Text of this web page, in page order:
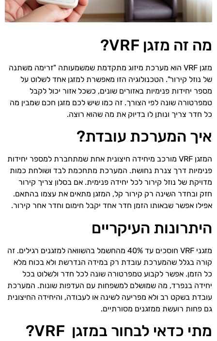
מה זה מזגן VRF?
מזגן VRF הוא מערכת מיזוג מתקדמת שמשמעותה "זרימה משתנה
של נוזל קירור". הטכנולוגיה הזו מאפשרת למזגן אחד לשלוט על
מספר יחידות פנימיות באזורים שונים, כשכל אזור יכול לקבל
טמפרטורה שונה לפי הצורך. זה כמו שיש לכם מזגן חכם שמבין מה
כל חדר צריך ונותן לו בדיוק את מה שהוא רוצה.
איך המערכת עובדת?
המזגן VRF מורכב מיחידה חיצונית אחת שמתחברת למספר יחידות
פנימיות דרך צנרת נחושת. המערכת מתחכמת לבד ושולחת כמות
מדויקת של נוזל קירור לכל יחידה פנימית. אם בסלון צריך קירור
חזק ובחדר השינה רק קירור קל, המזגן מתאים את עצמו בהתאם.
אפילו אפשר שבאותו הזמן חדר אחד יקבל חימום וחדר אחר קירור.
היתרונות העיקריים
מזגני VRF חוסכים עד 40% מהחשמל בהשוואה למזגנים רגילים. זה
קורה בגלל שהמערכת עובדת רק במידה הנדרשת ולא בכוח מלא
כל הזמן. אפשר לקבוע טמפרטורה שונה לכל חדר ולשלוט בכל
יחידה בנפרד, מה שמושלם למשפחות עם העדפות שונות. המערכת
עובדת בשקט רב ולא מפריעה לשינה או לעבודה, והיחידה החיצונית
גם פחות רועשת ממזגנים מסורתיים.
מתי כדאי לבחור במזגן VRF?